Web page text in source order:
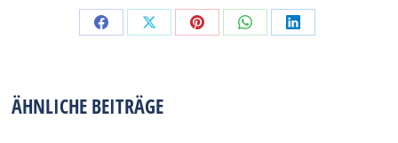
Share Share Share Share Share
ÄHNLICHE BEITRÄGE